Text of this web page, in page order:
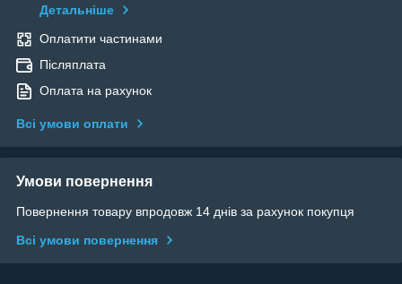
Детальніше
Оплатити частинами
Післяплата
Оплата на рахунок
Всі умови оплати
Умови повернення
Повернення товару впродовж 14 днів за рахунок покупця
Всі умови повернення